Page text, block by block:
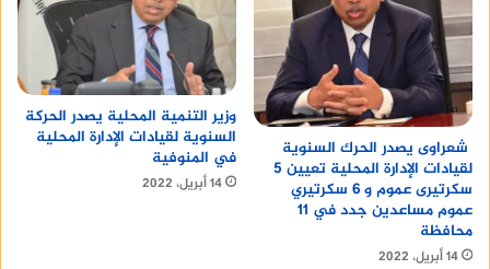
شعراوى يصدر الحرك السنوية
لقيادات الإدارة المحلية تعيين 5
سكرتيرى عموم و 6 سكرتيري
عموم مساعدين جدد في 11
محافظة
14 أبريل، 2022
وزير التنمية المحلية يصدر الحركة
السنوية لقيادات الإدارة المحلية
في المنوفية
14 أبريل، 2022